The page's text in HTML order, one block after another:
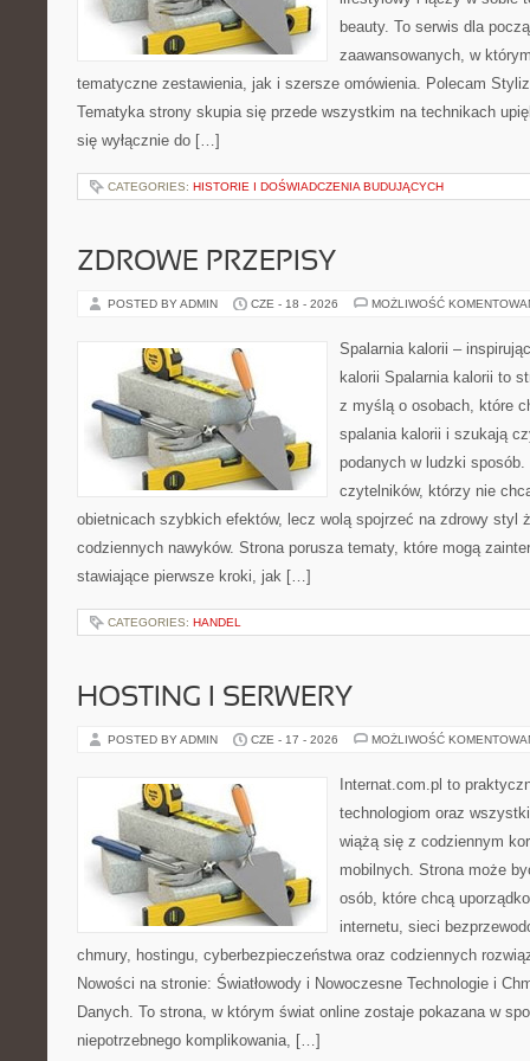
beauty. To serwis dla
zaawansowanych, w
tematyczne zestawienia, jak i szersze omówienia. Polecam
Tematyka strony skupia się przede wszystkim na technikach
się wyłącznie do […]
CATEGORIES: HISTORIE I DOŚWIADCZENIA BUDUJĄCYCH
ZDROWE PRZEPISY
POSTED BY ADMIN CZE - 18 - 2026 MOŻLIWOŚĆ
Spalarnia kalorii –
kalorii Spalarnia kalorii to
z myślą o osobach, które
spalania kalorii i szukają
podanych w ludzki sposób.
czytelników, którzy nie
obietnicach szybkich efektów, lecz wolą spojrzeć na zdrowy styl
codziennych nawyków. Strona porusza tematy, które mogą
stawiające pierwsze kroki, jak […]
CATEGORIES: HANDEL
HOSTING I SERWERY
POSTED BY ADMIN CZE - 17 - 2026 MOŻLIWOŚĆ
Internat.com.pl to
technologiom oraz
wiążą się z codziennym
mobilnych. Strona może
osób, które chcą
internetu, sieci
chmury, hostingu, cyberbezpieczeństwa oraz codziennych
Nowości na stronie: Światłowody i Nowoczesne Technologie i
Danych. To strona, w którym świat online zostaje pokazana w
niepotrzebnego komplikowania, […]